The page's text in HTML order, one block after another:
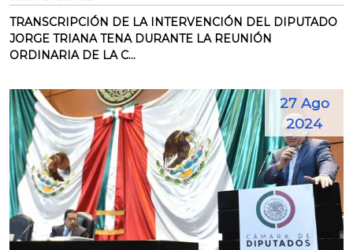
TRANSCRIPCIÓN DE LA INTERVENCIÓN DEL DIPUTADO
JORGE TRIANA TENA DURANTE LA REUNIÓN
ORDINARIA DE LA C...
27 Ago
2024